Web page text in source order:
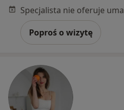
Poproś o wizytę